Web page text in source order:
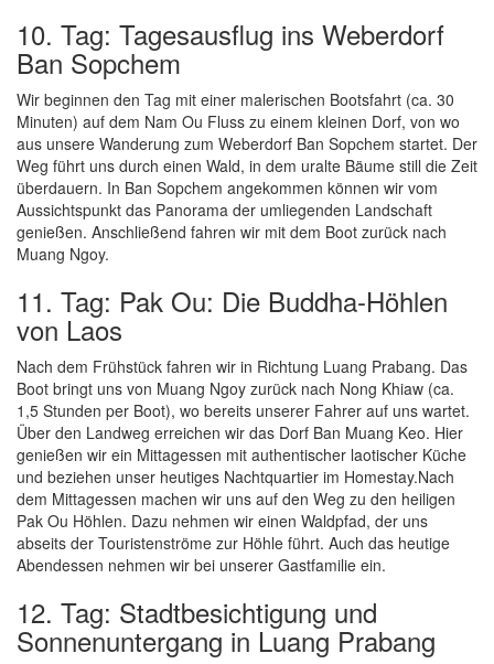
10. Tag: Tagesausflug ins Weberdorf
Ban Sopchem
Wir beginnen den Tag mit einer malerischen Bootsfahrt (ca. 30
Minuten) auf dem Nam Ou Fluss zu einem kleinen Dorf, von wo
aus unsere Wanderung zum Weberdorf Ban Sopchem startet. Der
Weg führt uns durch einen Wald, in dem uralte Bäume still die Zeit
überdauern. In Ban Sopchem angekommen können wir vom
Aussichtspunkt das Panorama der umliegenden Landschaft
genießen. Anschließend fahren wir mit dem Boot zurück nach
Muang Ngoy.
11. Tag: Pak Ou: Die Buddha-Höhlen
von Laos
Nach dem Frühstück fahren wir in Richtung Luang Prabang. Das
Boot bringt uns von Muang Ngoy zurück nach Nong Khiaw (ca.
1,5 Stunden per Boot), wo bereits unserer Fahrer auf uns wartet.
Über den Landweg erreichen wir das Dorf Ban Muang Keo. Hier
genießen wir ein Mittagessen mit authentischer laotischer Küche
und beziehen unser heutiges Nachtquartier im Homestay.Nach
dem Mittagessen machen wir uns auf den Weg zu den heiligen
Pak Ou Höhlen. Dazu nehmen wir einen Waldpfad, der uns
abseits der Touristenströme zur Höhle führt. Auch das heutige
Abendessen nehmen wir bei unserer Gastfamilie ein.
12. Tag: Stadtbesichtigung und
Sonnenuntergang in Luang Prabang